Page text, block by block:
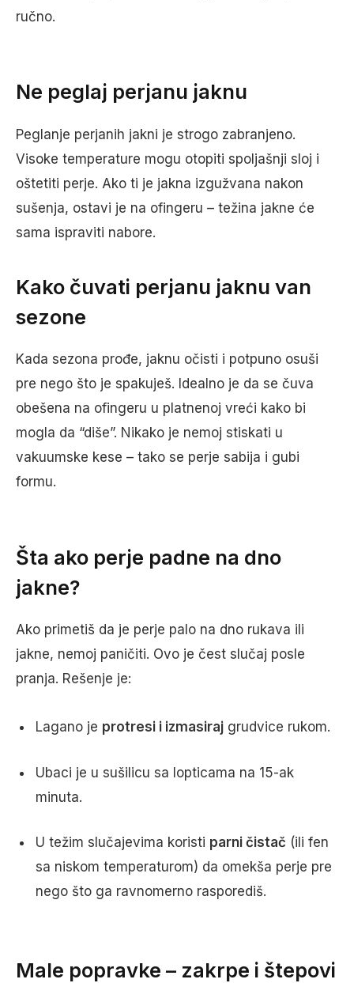
ručno.
Ne peglaj perjanu jaknu
Peglanje perjanih jakni je strogo zabranjeno.
Visoke temperature mogu otopiti spoljašnji sloj i
oštetiti perje. Ako ti je jakna izgužvana nakon
sušenja, ostavi je na ofingeru – težina jakne će
sama ispraviti nabore.
Kako čuvati perjanu jaknu van
sezone
Kada sezona prođe, jaknu očisti i potpuno osuši
pre nego što je spakuješ. Idealno je da se čuva
obešena na ofingeru u platnenoj vreći kako bi
mogla da “diše”. Nikako je nemoj stiskati u
vakuumske kese – tako se perje sabija i gubi
formu.
Šta ako perje padne na dno
jakne?
Ako primetiš da je perje palo na dno rukava ili
jakne, nemoj paničiti. Ovo je čest slučaj posle
pranja. Rešenje je:
Lagano je protresi i izmasiraj grudvice rukom.
Ubaci je u sušilicu sa lopticama na 15-ak
minuta.
U težim slučajevima koristi parni čistač (ili fen
sa niskom temperaturom) da omekša perje pre
nego što ga ravnomerno rasporediš.
Male popravke – zakrpe i štepovi